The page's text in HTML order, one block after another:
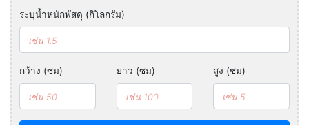
ระบุน้ำหนักพัสดุ (กิโลกรัม)
กว้าง (ซม) ยาว (ซม) สูง (ซม)